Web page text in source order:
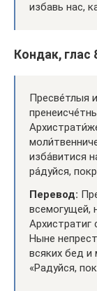
избавь нас,
Кондак, глас
Пресве́тлыя
изба́витися
ра́дуйся,
Перевод:
всемогущей,
Архистратиг
Ныне
всяких бед и
«Радуйся,